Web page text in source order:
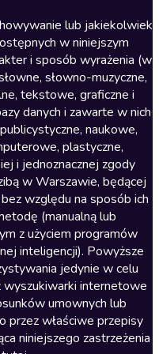
lub jakiekolwiek
w niniejszym
i sposób wyrażenia (w
słowno-muzyczne,
tekstowe, graficzne i
danych i zawarte w nich
naukowe,
plastyczne,
i jednoznacznej zgody
w Warszawie, będącej
względu na sposób ich
(manualną lub
z użyciem programów
inteligencji). Powyższe
jedynie w celu
wyszukiwarki internetowe
umownych lub
przez właściwe przepisy
niniejszego zastrzeżenia